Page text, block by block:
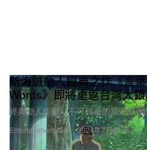
Entertainment 娛樂
新海誠動人經典之作《言
Words》即將重返台灣大
經典動人鉅獻，不可錯過的新海誠作
2024年7月23日